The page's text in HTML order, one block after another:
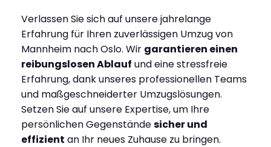
Verlassen Sie sich auf unsere jahrelange
Erfahrung für Ihren zuverlässigen Umzug von
Mannheim nach Oslo. Wir garantieren einen
reibungslosen Ablauf und eine stressfreie
Erfahrung, dank unseres professionellen Teams
und maßgeschneiderter Umzugslösungen.
Setzen Sie auf unsere Expertise, um Ihre
persönlichen Gegenständesicher und
effizient an Ihr neues Zuhause zu bringen.